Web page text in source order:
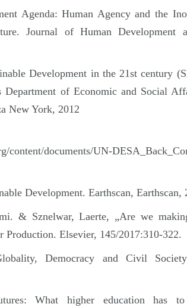
Agenda: Human Agency and the
Journal of Human Development
Development in the 21st century
of Economic and Social
New York, 2012
content/documents/UN-
Development. Earthscan, Earthscan,
& Sznelwar, Laerte, „Are we
Production. Elsevier, 145/2017:310-322.
Democracy and Civil
What higher education has